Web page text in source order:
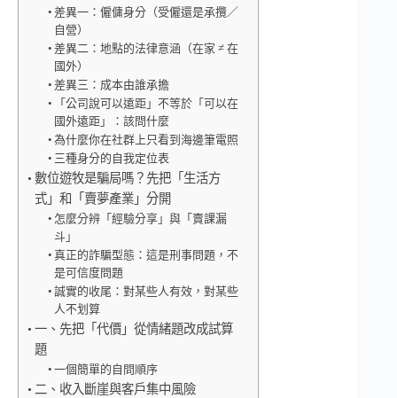
差異一：僱傭身分（受僱還是承攬／
自營）
差異二：地點的法律意涵（在家 ≠ 在
國外）
差異三：成本由誰承擔
「公司說可以遠距」不等於「可以在
國外遠距」：該問什麼
為什麼你在社群上只看到海邊筆電照
三種身分的自我定位表
數位遊牧是騙局嗎？先把「生活方
式」和「賣夢產業」分開
怎麼分辨「經驗分享」與「賣課漏
斗」
真正的詐騙型態：這是刑事問題，不
是可信度問題
誠實的收尾：對某些人有效，對某些
人不划算
一、先把「代價」從情緒題改成試算
題
一個簡單的自問順序
二、收入斷崖與客戶集中風險